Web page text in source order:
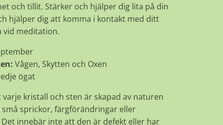
och tillit. Stärker och hjälper dig lita på din
hjälper dig att komma i kontakt med ditt
vid meditation.
Vågen, Skytten och Oxen
ögat
varje kristall och sten är skapad av naturen
små sprickor, färgförändringar eller
innebär inte att den är defekt eller har